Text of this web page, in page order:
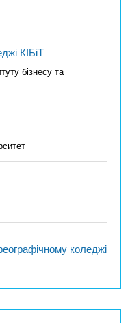
КІБіТ
бізнесу та
коледжі